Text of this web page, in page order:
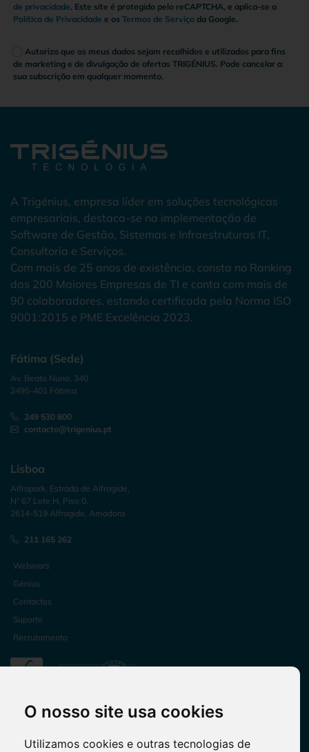
O nosso site usa cookies
Utilizamos cookies e outras tecnologias de
de privacidade. Este site é protegido pelo reCAPTCHA, e aplica-se a
Política de Privacidade e os Termos de Serviço da Google.
Autorizo que os meus dados sejam recolhidos e utilizados para fins
de marketing e de divulgação de ofertas TRIGÉNIUS. Pode cancelar a
sua subscrição em qualquer momento.
A Trigénius, empresa líder em soluções tecnológicas
empresariais, destaca-se na implementação de
Software de Gestão, Sistemas e Infraestruturas IT,
Consultoria e Serviços.
Com mais de 25 anos de existência, consta no Ranking
das 200 Maiores Empresas de TI e conta com mais de
90 colaboradores, estando certificada pela Norma ISO
9001:2015 e PME Excelência 2023.
Fátima (Sede)
Av. Beato Nuno, 340
2495-401 Fátima
249 530 800
contacto@trigenius.pt
Lisboa
Alfrapark, Estrada de Alfragide,
Nº 67 Lote H, Piso 0,
2614-519 Alfragide, Amadora
211 165 262
Webinars
Génius
Contactos
Suporte
Recrutamento